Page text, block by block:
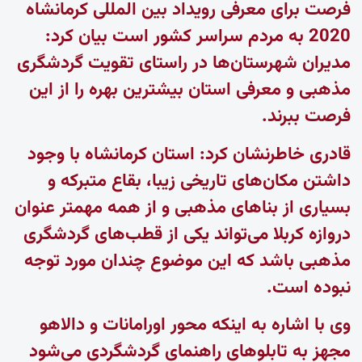
فرصت برای معرفی رویداد بین المللی کرمانشاه
2020 به مردم سراسر کشور است بیان کرد:
مدیران شهرستان‌ها در راستای تقویت گردشگری
مذهبی و معرفی استان بیشترین بهره را از این
فرصت ببرند.
قادری خاطرنشان کرد: استان کرمانشاه با وجود
داشتن مکان‌های تاریخی زیبا، بقاع متبرکه و
بسیاری از بناهای مذهبی و از همه مهمتر عنوان
دروازه‌ کربلا می‌تواند یکی از قطب‌های گردشگری
مذهبی باشد که این موضوع چندان مورد توجه
نبوده است.
وی با اشاره به اینکه محور اورامانات و دالاهو
مجهز به تابلوهای راهنمای گردشگردی می‌شود